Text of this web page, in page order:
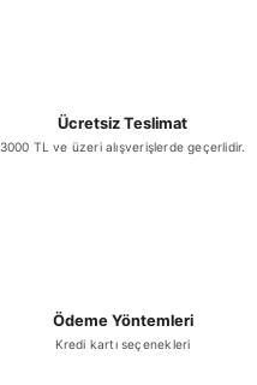
Ücretsiz Teslimat
3000 TL ve üzeri alışverişlerde geçerlidir.
Ödeme Yöntemleri
Kredi kartı seçenekleri